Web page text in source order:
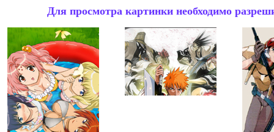
Для просмотра картинки необходимо